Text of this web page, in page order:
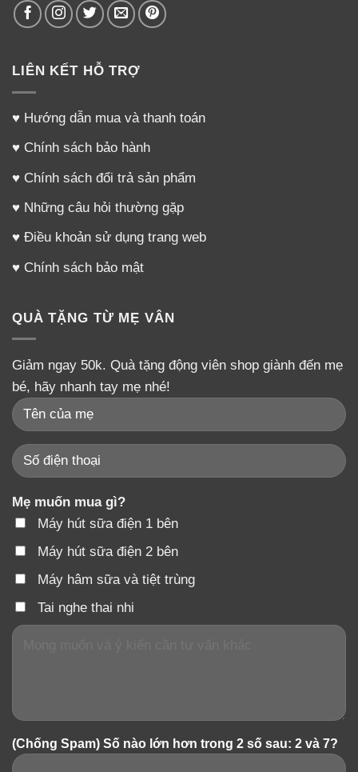
LIÊN KẾT HỖ TRỢ
♥ Hướng dẫn mua và thanh toán
♥ Chính sách bảo hành
♥ Chính sách đổi trả sản phẩm
♥ Những câu hỏi thường gặp
♥ Điều khoản sử dụng trang web
♥ Chính sách bảo mật
QUÀ TẶNG TỪ MẸ VÂN
Giảm ngay 50k. Quà tặng động viên shop giành đến mẹ
bé, hãy nhanh tay mẹ nhé!
Mẹ muốn mua gì?
Máy hút sữa điện 1 bên
Máy hút sữa điện 2 bên
Máy hâm sữa và tiệt trùng
Tai nghe thai nhi
(Chống Spam) Số nào lớn hơn trong 2 số sau: 2 và 7?